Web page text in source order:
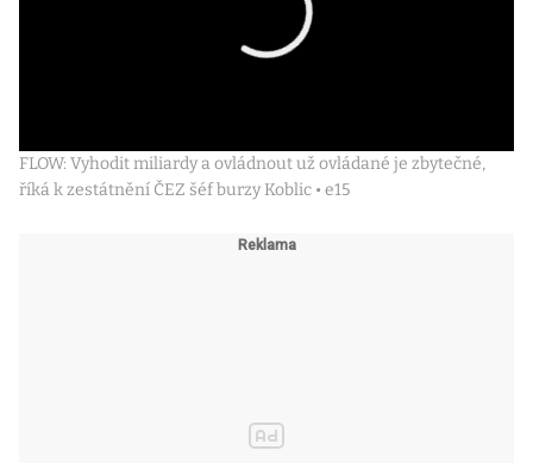
FLOW: Vyhodit miliardy a ovládnout už ovládané je zbytečné,
říká k zestátnění ČEZ šéf burzy Koblic • e15